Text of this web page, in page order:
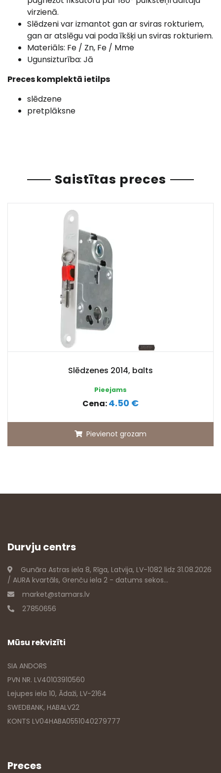
virzienā.
Slēdzeni var izmantot gan ar sviras rokturiem,
gan ar atslēgu vai poda īkšķi un sviras rokturiem.
Materiāls: Fe / Zn, Fe / Mme
Ugunsizturība: Jā
Preces komplektā ietilps
slēdzene
pretplāksne
Saistītas preces
Slēdzenes 2014, balts
Pieejams
Cena:4.50 €
Pievienot grozam
Durvju centrs
Gunāra Astras iela 8, Rīga, Latvija, LV-1082 lidz 31.08.2026
/ AURA kvartāls, Grenču iela 2 - datums sekos...
market@stamars.lv
27850656
Mūsu rekvizīti
SIA ANDORS
PVN NR. LV40103910560
Lejupes iela 10, Ādaži, LV-2164
SWEDBANK, HABALV22
KONTS LV04HABA0551040279777
Preces